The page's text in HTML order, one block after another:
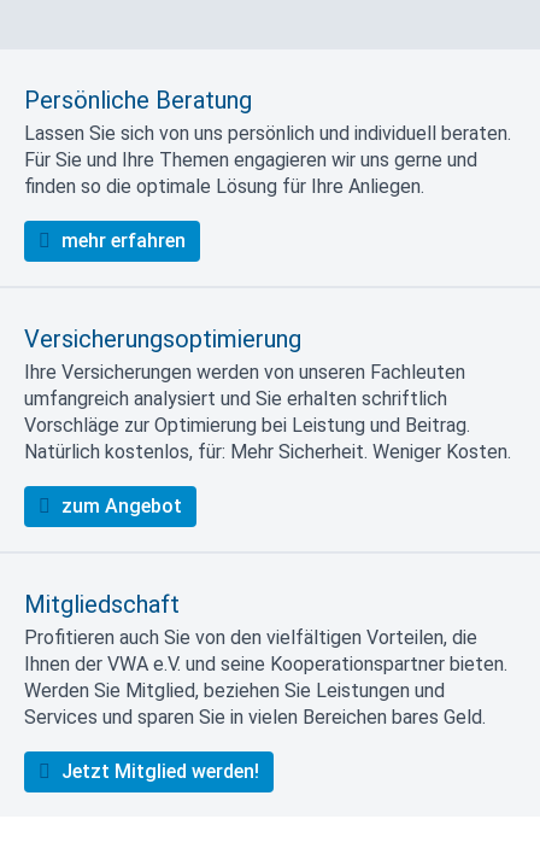
Persönliche Beratung
Lassen Sie sich von uns persönlich und individuell beraten.
Für Sie und Ihre Themen engagieren wir uns gerne und
finden so die optimale Lösung für Ihre Anliegen.
mehr erfahren
Versicherungsoptimierung
Ihre Versicherungen werden von unseren Fachleuten
umfangreich analysiert und Sie erhalten schriftlich
Vorschläge zur Optimierung bei Leistung und Beitrag.
Natürlich kostenlos, für: Mehr Sicherheit. Weniger Kosten.
zum Angebot
Mitgliedschaft
Profitieren auch Sie von den vielfältigen Vorteilen, die
Ihnen der VWA e.V. und seine Kooperationspartner bieten.
Werden Sie Mitglied, beziehen Sie Leistungen und
Services und sparen Sie in vielen Bereichen bares Geld.
Jetzt Mitglied werden!